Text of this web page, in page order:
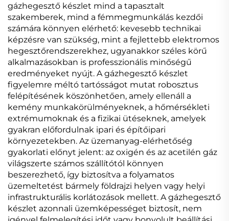
gázhegesztő készlet mind a tapasztalt
szakemberek, mind a fémmegmunkálás kezdői
számára könnyen elérhető: kevesebb technikai
képzésre van szükség, mint a fejlettebb elektromos
hegesztőrendszerekhez, ugyanakkor széles körű
alkalmazásokban is professzionális minőségű
eredményeket nyújt. A gázhegesztő készlet
figyelemre méltó tartósságot mutat robosztus
felépítésének köszönhetően, amely ellenáll a
kemény munkakörülményeknek, a hőmérsékleti
extrémumoknak és a fizikai ütéseknek, amelyek
gyakran előfordulnak ipari és építőipari
környezetekben. Az üzemanyag-elérhetőség
gyakorlati előnyt jelent: az oxigén és az acetilén gáz
világszerte számos szállítótól könnyen
beszerezhető, így biztosítva a folyamatos
üzemeltetést bármely földrajzi helyen vagy helyi
infrastrukturális korlátozások mellett. A gázhegesztő
készlet azonnali üzemképességet biztosít, nem